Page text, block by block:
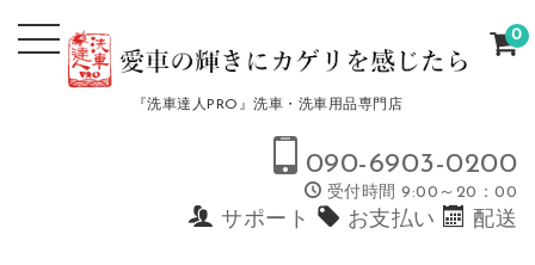
『洗車達人PRO』洗車・洗車用品専門店
090-6903-0200
受付時間 9:00～20：00
サポート お支払い 配送
0